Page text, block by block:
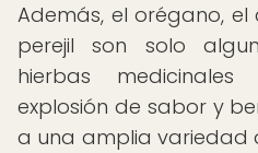
Además, el orégano,
perejil son solo
hierbas
explosión de sabor y
a una amplia variedad